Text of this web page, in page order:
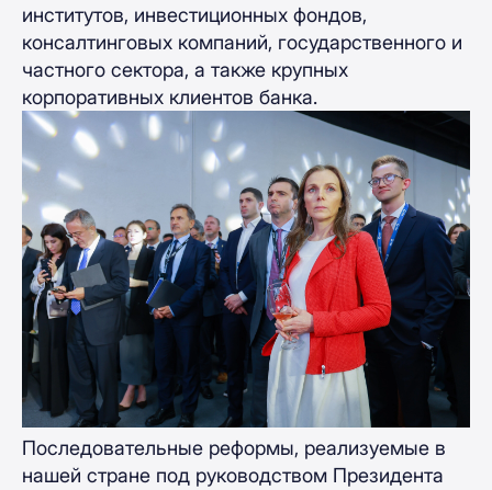
институтов, инвестиционных фондов,
консалтинговых компаний, государственного и
частного сектора, а также крупных
корпоративных клиентов банка.
Последовательные реформы, реализуемые в
нашей стране под руководством Президента